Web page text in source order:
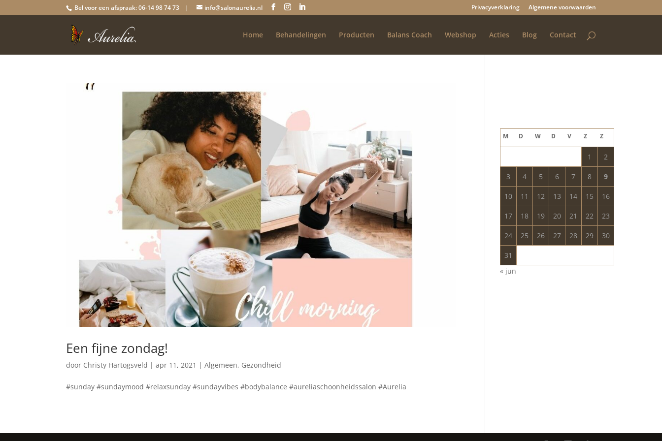
Bel voor een afspraak: 06-14 98 74 73 | info@salonaurelia.nl Privacyverklaring Algemene voorwaarden
Home Behandelingen Producten Balans Coach Webshop Acties Blog Contact
Een fijne zondag!
door Christy Hartogsveld |apr 11, 2021 |Algemeen, Gezondheid
#sunday #sundaymood #relaxsunday #sundayvibes #bodybalance #aureliaschoonheidssalon #Aurelia
M D W D V Z Z
1 2
3 4 5 6 7 8 9
10 11 12 13 14 15 16
17 18 19 20 21 22 23
24 25 26 27 28 29 30
31
« jun